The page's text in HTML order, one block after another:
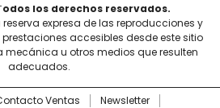
los derechos reservados.
reserva expresa de las reproducciones y
accesibles desde este sitio
mecánica u otros medios que resulten
adecuados.
Ventas
Newsletter